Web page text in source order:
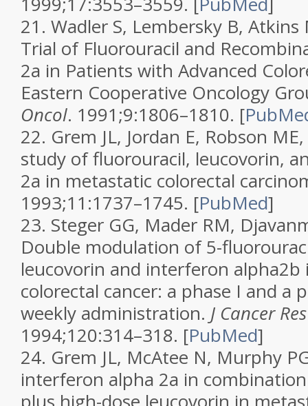
21. Wadler S, Lembersky B, Atkins
Trial of Fluorouracil and
2a in Patients with Advanced
Eastern Cooperative Oncology
Oncol. 1991;9:1806–1810. [
22. Grem JL, Jordan E, Robson
study of fluorouracil, leucovorin,
2a in metastatic colorectal
1993;11:1737–1745. [PubMed]
23. Steger GG, Mader RM,
Double modulation of 5-
leucovorin and interferon alpha2b
colorectal cancer: a phase I and a
weekly administration. J Cancer
1994;120:314–318. [PubMed]
24. Grem JL, McAtee N, Murphy
interferon alpha 2a in